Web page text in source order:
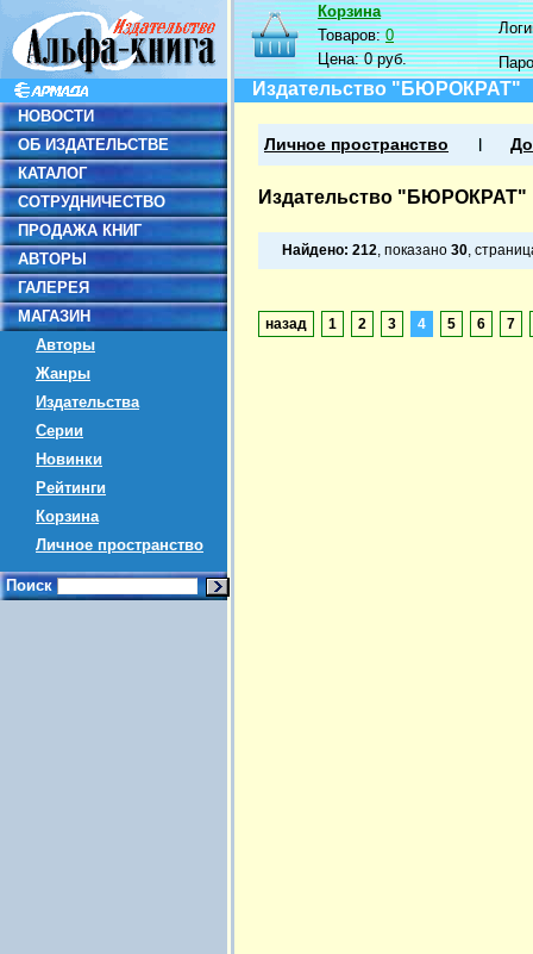
НОВОСТИ
ОБ ИЗДАТЕЛЬСТВЕ
КАТАЛОГ
СОТРУДНИЧЕСТВО
ПРОДАЖА КНИГ
АВТОРЫ
ГАЛЕРЕЯ
МАГАЗИН
Авторы
Жанры
Издательства
Серии
Новинки
Рейтинги
Корзина
Личное пространство
Поиск
Корзина
Товаров:0
Цена:0 руб.
Издательство "БЮРОКРАТ"
Личное пространство
Издательство "БЮРОКРАТ"
Найдено: 212, показано 30,
назад 1 2 3 4 5 6 7